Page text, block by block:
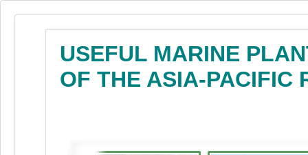
USEFUL MARINE
OF THE ASIA-PACIFIC